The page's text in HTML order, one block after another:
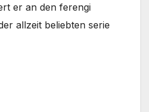
er an den ferengi
allzeit beliebten serie